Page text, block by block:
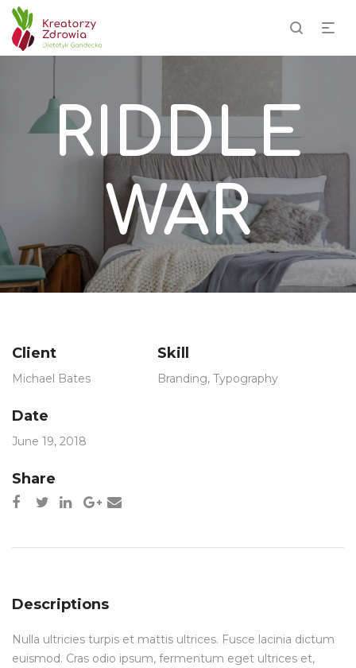
669 466 404
RIDDLE
WAR
Client
Michael Bates
Skill
Branding, Typography
Date
June 19, 2018
Share
Descriptions
Nulla ultricies turpis et mattis ultrices. Fusce lacinia dictum
euismod. Cras odio ipsum, fermentum eget ultrices et,